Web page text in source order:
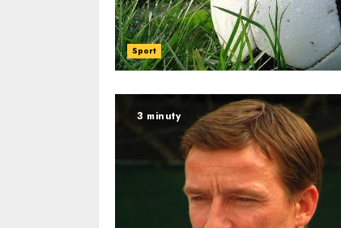
Sport
3 minuty